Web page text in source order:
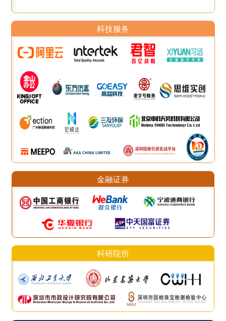
科技服务
金融证券
科研院所